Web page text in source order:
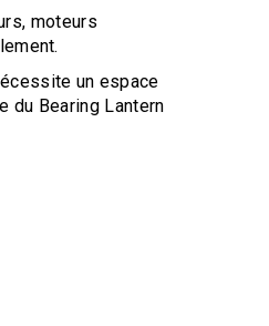
moteurs
un espace
du Bearing Lantern